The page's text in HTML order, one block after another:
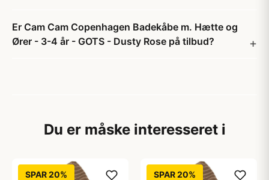
Er Cam Cam Copenhagen Badekåbe m. Hætte og
Ører - 3-4 år - GOTS - Dusty Rose på tilbud?
Du er måske interesseret i
SPAR 20% SPAR 20%